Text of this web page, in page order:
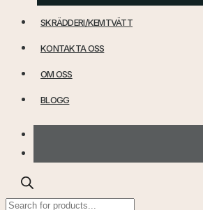
SKRÄDDERI/KEMTVÄTT
KONTAKTA OSS
OM OSS
BLOGG
Products